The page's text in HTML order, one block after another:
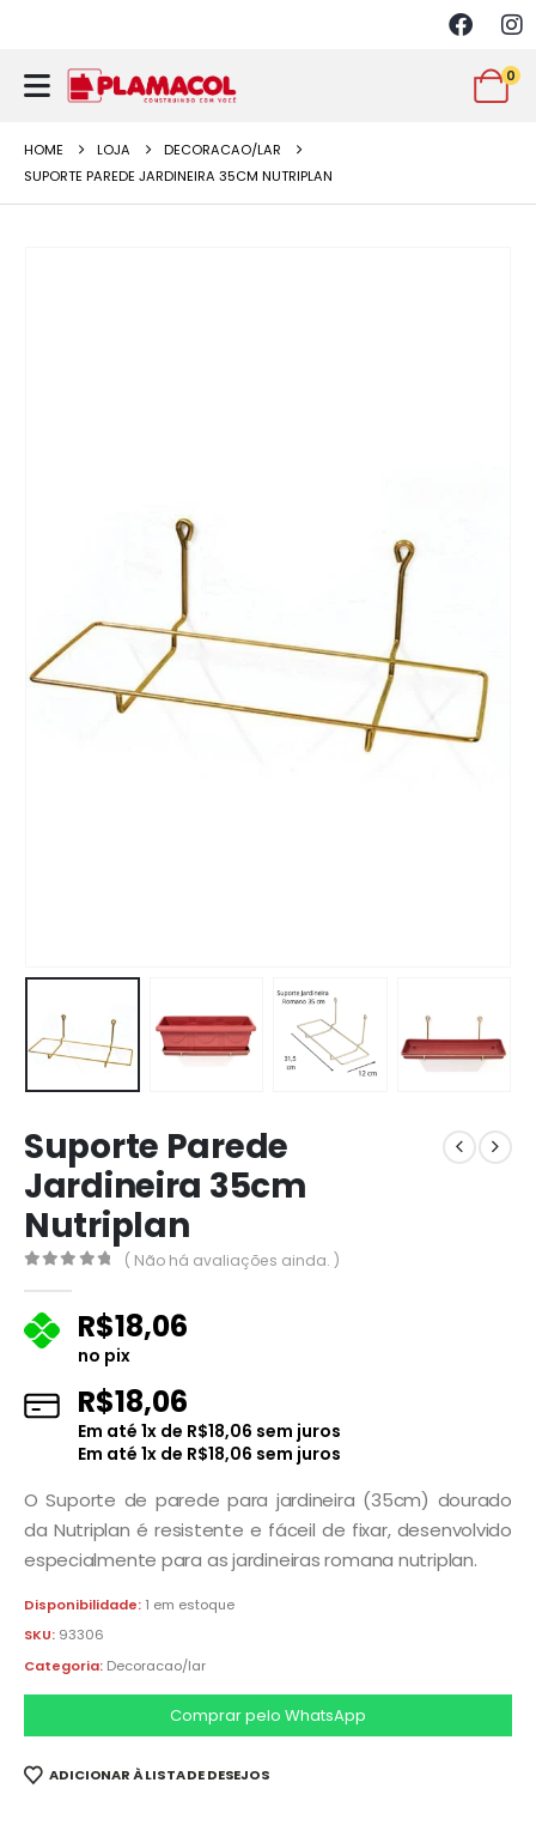
0
HOME LOJA
DECORACAO/LAR
SUPORTE PAREDE JARDINEIRA 35CM NUTRIPLAN
Suporte Parede
Jardineira 35cm
Nutriplan
( Não há avaliações ainda. )
R$18,06
no pix
R$18,06
Em até 1x de R$18,06 sem juros
Em até 1x de R$18,06 sem juros
O Suporte de parede para jardineira (35cm) dourado
da Nutriplan é resistente e fáceil de fixar, desenvolvido
especialmente para as jardineiras romana nutriplan.
Disponibilidade: 1 em estoque
SKU: 93306
Categoria: Decoracao/lar
Comprar pelo WhatsApp
ADICIONAR À LISTA DE DESEJOS